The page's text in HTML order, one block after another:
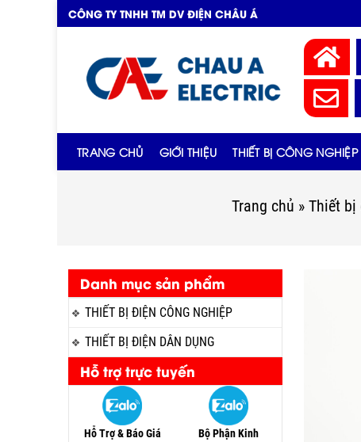
CÔNG TY TNHH TM DV ĐIỆN CHÂU Á
TRANG CHỦ GIỚI THIỆU THIẾT BỊ CÔNG NGHIỆP
Trang chủ » Thiết bị
Danh mục sản phẩm
THIẾT BỊ ĐIỆN CÔNG NGHIỆP
THIẾT BỊ ĐIỆN DÂN DỤNG
Hỗ trợ trực tuyến
Hỗ Trợ & Báo Giá
Bộ Phận Kinh